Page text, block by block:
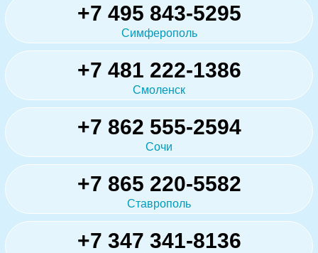
+7 495 843-5295
Симферополь
+7 481 222-1386
Смоленск
+7 862 555-2594
Сочи
+7 865 220-5582
Ставрополь
+7 347 341-8136